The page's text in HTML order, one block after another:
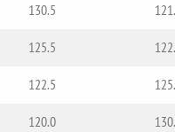
130.5
125.5
122.5
120.0